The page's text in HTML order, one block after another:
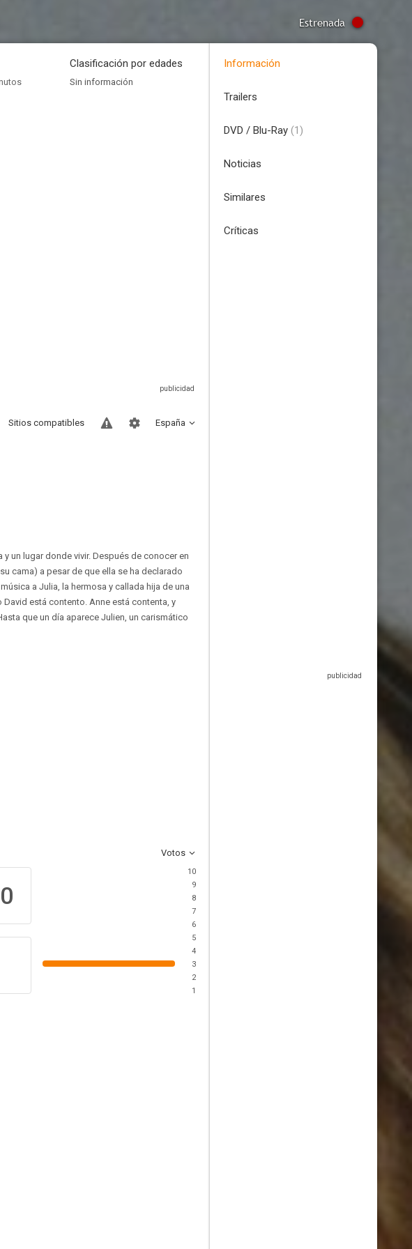
Estrenada
Clasificación por edades
Sin información
España
Sitios compatibles
un lugar donde vivir. Después de conocer en
cama) a pesar de que ella se ha declarado
a Julia, la hermosa y callada hija de una
está contento. Anne está contenta, y
que un día aparece Julien, un carismático
Votos
10
9
8
7
6
5
4
3
2
1
Información
Trailers
DVD / Blu-Ray (1)
Noticias
Similares
Críticas